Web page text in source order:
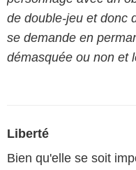
de double-jeu et donc
se demande en
démasquée ou non et
Liberté
Bien qu'elle se soit